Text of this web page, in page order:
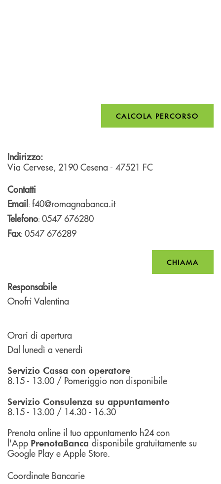
CALCOLA PERCORSO
Indirizzo:
Via Cervese, 2190 Cesena - 47521 FC
Contatti
Email: f40@romagnabanca.it
Telefono: 0547 676280
Fax: 0547 676289
CHIAMA
Responsabile
Onofri Valentina
Orari di apertura
Dal lunedì a venerdì
Servizio Cassa con operatore
8.15 - 13.00 / Pomeriggio non disponibile
Servizio Consulenza su appuntamento
8.15 - 13.00 / 14.30 - 16.30
Prenota online il tuo appuntamento h24 con
l'App PrenotaBanca disponibile gratuitamente su
Google Play e Apple Store.
Coordinate Bancarie